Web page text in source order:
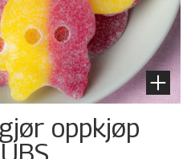
oppkjøp